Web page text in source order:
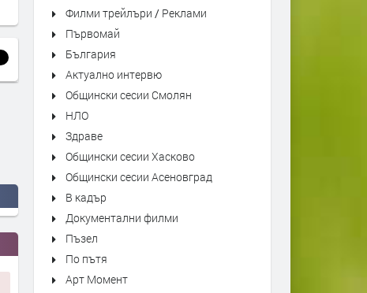
Филми трейлъри / Реклами
Първомай
България
Актуално интервю
Общински сесии Смолян
НЛО
Здраве
Общински сесии Хасково
Общински сесии Асеновград
В кадър
Документални филми
Пъзел
По пътя
Арт Момент